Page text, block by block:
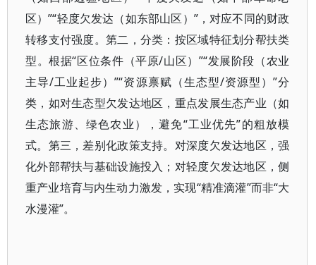
区）”“轻度欠发达（如东部山区）”，对应不同的财政
转移支付强度。第二，分类：按区域特征划分帮扶类
型。根据“区位条件（平原/山区）”“发展阶段（农业
主导/工业起步）”“资源禀赋（生态型/资源型）”分
类，如对生态型欠发达地区，重点发展生态产业（如
生态旅游、绿色农业），避免“工业优先”的粗放模
式。第三，差别化政策支持。对深度欠发达地区，强
化外部帮扶与基础设施投入；对轻度欠发达地区，侧
重产业培育与内生动力激发，实现“精准滴灌”而非“大
水漫灌”。